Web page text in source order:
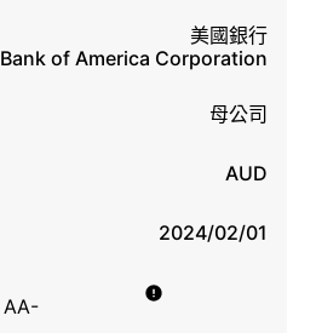
美國銀行
Bank of America Corporation
母公司
AUD
2024/02/01
AA-